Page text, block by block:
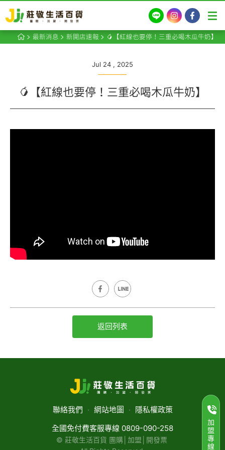
LINE InstagramFacebook
最新消息 新開店速報 🥭【紅線也要停！三重必喝木瓜牛奶】
Jul 24 , 2025
🥭【紅線也要停！三重必喝木瓜牛奶】
返回列表
聯絡我們 ‧ 網站地圖 ‧ 隱私權政策
全國免付費客服專線 0809-090-258
© 莊敬生活百貨 團購│加盟│開發票
加
盟
專
線